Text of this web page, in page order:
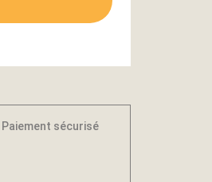
Paiement sécurisé